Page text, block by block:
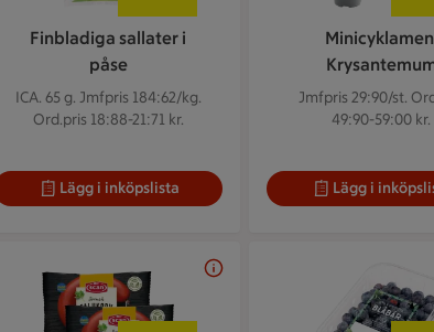
Finbladiga sallater i
påse
ICA. 65 g. Jmfpris 184:62/kg.
Ord.pris 18:88-21:71 kr.
Lägg i inköpslista
Jmfpris 29:90/st.
49:90-59:00 kr.
Lägg i